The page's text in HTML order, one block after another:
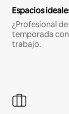
Espacios
¿Profesional
temporada
trabajo.